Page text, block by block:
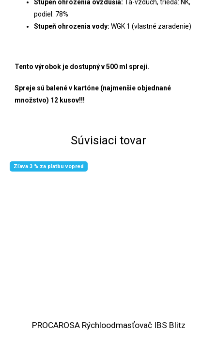
Stupeň ohrozenia ovzdušia: Tá-vzduch, trieda: NK,
podiel: 78%
Stupeň ohrozenia vody: WGK 1 (vlastné zaradenie)
Tento výrobok je dostupný v 500 ml spreji.
Spreje sú balené v kartóne (najmenšie objednané
množstvo) 12 kusov!!!
Súvisiaci tovar
Zľava 3 % za platbu vopred
PROCAROSA Rýchloodmasťovač IBS Blitz